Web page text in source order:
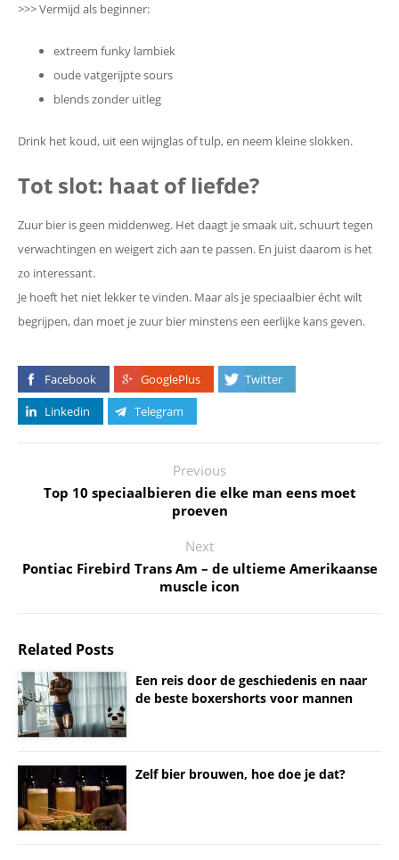
>>> Vermijd als beginner:
extreem funky lambiek
oude vatgerijpte sours
blends zonder uitleg
Drink het koud, uit een wijnglas of tulp, en neem kleine slokken.
Tot slot: haat of liefde?
Zuur bier is geen middenweg. Het daagt je smaak uit, schuurt tegen
verwachtingen en weigert zich aan te passen. En juist daarom is het
zo interessant.
Je hoeft het niet lekker te vinden. Maar als je speciaalbier écht wilt
begrijpen, dan moet je zuur bier minstens een eerlijke kans geven.
Facebook GooglePlus
Twitter
Linkedin
Telegram
Previous
Top 10 speciaalbieren die elke man eens moet
proeven
Next
Pontiac Firebird Trans Am – de ultieme Amerikaanse
muscle icon
Related Posts
Een reis door de geschiedenis en naar
de beste boxershorts voor mannen
Zelf bier brouwen, hoe doe je dat?